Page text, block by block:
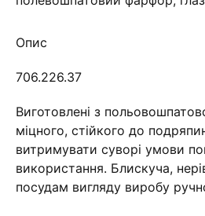
Опис
706.226.37
Виготовлені з
міцного, стійкого до
витримувати суворі умови
використання. Блискуча,
посудам вигляду виробу